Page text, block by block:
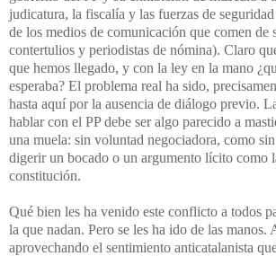
judicatura, la fiscalía y las fuerzas de
de los medios de comunicación que comen de
contertulios y periodistas de nómina). Claro
que hemos llegado, y con la ley en la mano
esperaba? El problema real ha sido,
hasta aquí por la ausencia de diálogo previo.
hablar con el PP debe ser algo parecido a
una muela: sin voluntad negociadora, como
digerir un bocado o un argumento lícito como
constitución.
Qué bien les ha venido este conflicto a todos
la que nadan. Pero se les ha ido de las manos.
aprovechando el sentimiento anticatalanista